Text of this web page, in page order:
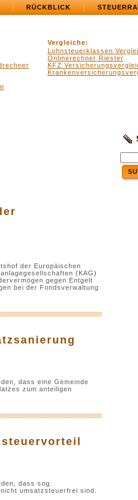
RÜCKBLICK
Vergleiche:
Lohnsteuerklassen
Onlinerechner Riester
KFZ
der Europäischen
(KAG)
gegen Entgelt
bei der Fondsverwaltung
dass eine Gemeinde
zum anteiligen
dass sog.
umsatzsteuerfrei sind.